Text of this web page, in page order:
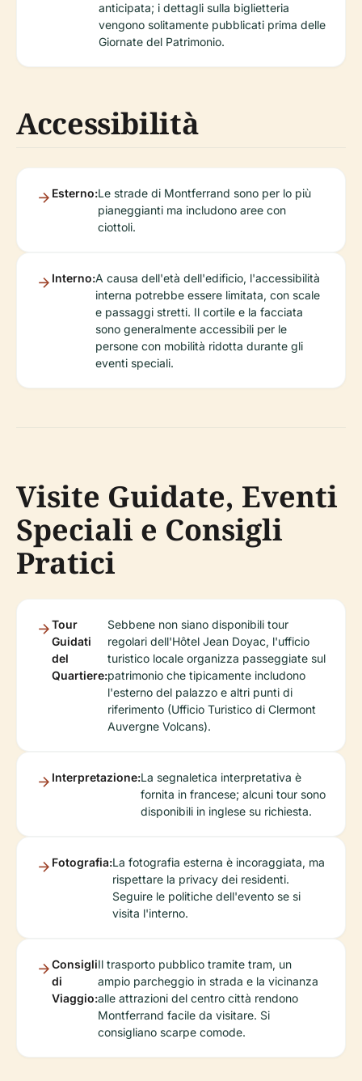
anticipata; i dettagli sulla biglietteria
vengono solitamente pubblicati prima delle
Giornate del Patrimonio.
Accessibilità
Esterno:Le strade di Montferrand sono per lo più
pianeggianti ma includono aree con
ciottoli.
Interno:A causa dell'età dell'edificio, l'accessibilità
interna potrebbe essere limitata, con scale
e passaggi stretti. Il cortile e la facciata
sono generalmente accessibili per le
persone con mobilità ridotta durante gli
eventi speciali.
Visite Guidate, Eventi
Speciali e Consigli
Pratici
Tour
Guidati
del
Quartiere:
Sebbene non siano disponibili tour
regolari dell'Hôtel Jean Doyac, l'ufficio
turistico locale organizza passeggiate sul
patrimonio che tipicamente includono
l'esterno del palazzo e altri punti di
riferimento (Ufficio Turistico di Clermont
Auvergne Volcans).
Interpretazione:La segnaletica interpretativa è
fornita in francese; alcuni tour sono
disponibili in inglese su richiesta.
Fotografia:La fotografia esterna è incoraggiata, ma
rispettare la privacy dei residenti.
Seguire le politiche dell'evento se si
visita l'interno.
Consigli
di
Viaggio:
Il trasporto pubblico tramite tram, un
ampio parcheggio in strada e la vicinanza
alle attrazioni del centro città rendono
Montferrand facile da visitare. Si
consigliano scarpe comode.